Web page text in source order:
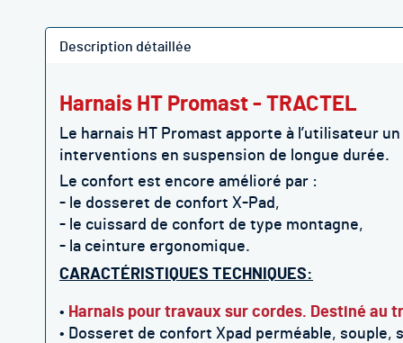
Description détaillée
Harnais HT Promast - TRACTEL
Le harnais HT Promast apporte à l’utilisateur
interventions en suspension de longue durée.
Le confort est encore amélioré par :
- le dosseret de confort X-Pad,
- le cuissard de confort de type montagne,
- la ceinture ergonomique.
CARACTÉRISTIQUES TECHNIQUES:
• Harnais pour travaux sur cordes. Destiné au
• Dosseret de confort Xpad perméable,